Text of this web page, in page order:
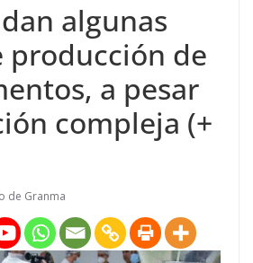
algunas
producción de
a pesar
compleja (+
de Granma